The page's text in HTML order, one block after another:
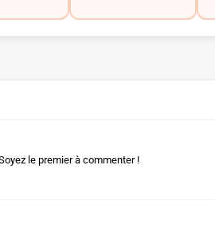
le premier à commenter !